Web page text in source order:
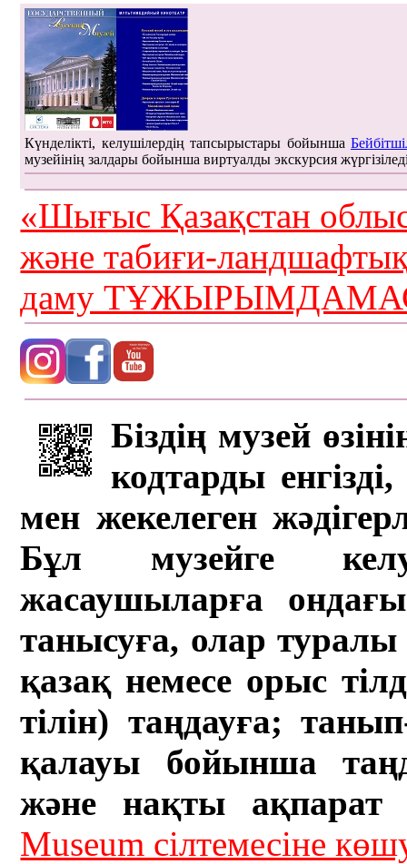
Күнделікті, келушілердің тапсырыстары бойынша
музейінің залдары бойынша виртуалды экскурсия
«Шығыс Қазақстан
және табиғи-
даму
Біздің музей
кодтарды
мен жекелеген
Бұл музейге
жасаушыларға
танысуға, олар туралы
қазақ немесе орыс
тілін) таңдауға;
қалауы бойынша
және нақты ақпарат
Museum сілтемесіне